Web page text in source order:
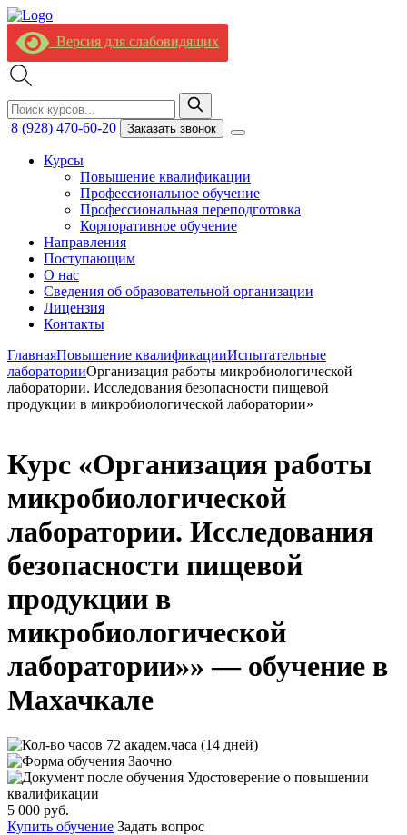
Версия для слабовидящих
8 (928) 470-60-20 Заказать звонок
Курсы
Повышение квалификации
Профессиональное обучение
Профессиональная переподготовка
Корпоративное обучение
Направления
Поступающим
О нас
Сведения об образовательной организации
Лицензия
Контакты
ГлавнаяПовышение квалификацииИспытательные
лабораторииОрганизация работы микробиологической
лаборатории. Исследования безопасности пищевой
продукции в микробиологической лаборатории»
Курс «Организация работы
микробиологической
лаборатории. Исследования
безопасности пищевой
продукции в
микробиологической
лаборатории»» — обучение в
Махачкале
72 академ.часа (14 дней)
Заочно
Удостоверение о повышении
квалификации
5 000 руб.
Купить обучение Задать вопрос